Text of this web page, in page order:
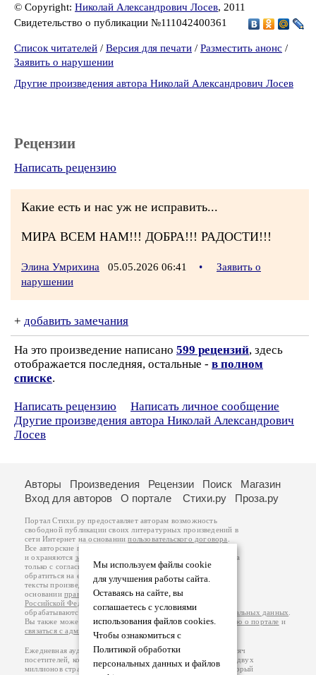
© Copyright: Николай Александрович Лосев, 2011
Свидетельство о публикации №111042400361
Список читателей / Версия для печати / Разместить анонс /
Заявить о нарушении
Другие произведения автора Николай Александрович Лосев
Рецензии
Написать рецензию
Какие есть и нас уж не исправить...
МИРА ВСЕМ НАМ!!! ДОБРА!!! РАДОСТИ!!!
Элина Умрихина 05.05.2026 06:41 •
Заявить о
нарушении
+ добавить замечания
На это произведение написано 599 рецензий, здесь
отображается последняя, остальные - в полном
списке.
Написать рецензию
Написать личное сообщение
Другие произведения автора Николай Александрович
Лосев
Мы используем файлы cookie
для улучшения работы сайта.
Оставаясь на сайте, вы
соглашаетесь с условиями
использования файлов cookies.
Чтобы ознакомиться с
Политикой обработки
персональных данных и файлов
Авторы Произведения Рецензии Поиск
Магазин
Вход для авторов
О портале Стихи.ру Проза.ру
Портал Стихи.ру предоставляет авторам возможность
свободной публикации своих литературных произведений в
сети Интернет на основаниипользовательского договора
Все авторские права на произведения принадлежат авторам
и охраняются законом
. Перепечатка произведений возможна
только с согласия его автора, к которому вы можете
обратиться на его авторской странице. Ответственность за
тексты произведений авторы несут самостоятельно на
основанииправил публикацииизаконодательства
Российской Федерации
обрабатываются на основанииПолитики обработки персональных данных
Вы также можете посмотреть более подробнуюинформацию о портале и
связаться с администрацией
Ежедневная аудитория портала Стихи.ру – порядка 200 тысяч
посетителей, которые в общей сумме просматривают более двух
миллионов страниц по данным счетчика посещаемости, который